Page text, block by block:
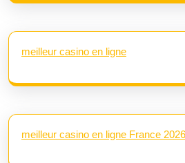
meilleur casino en ligne
meilleur casino en ligne France 2026